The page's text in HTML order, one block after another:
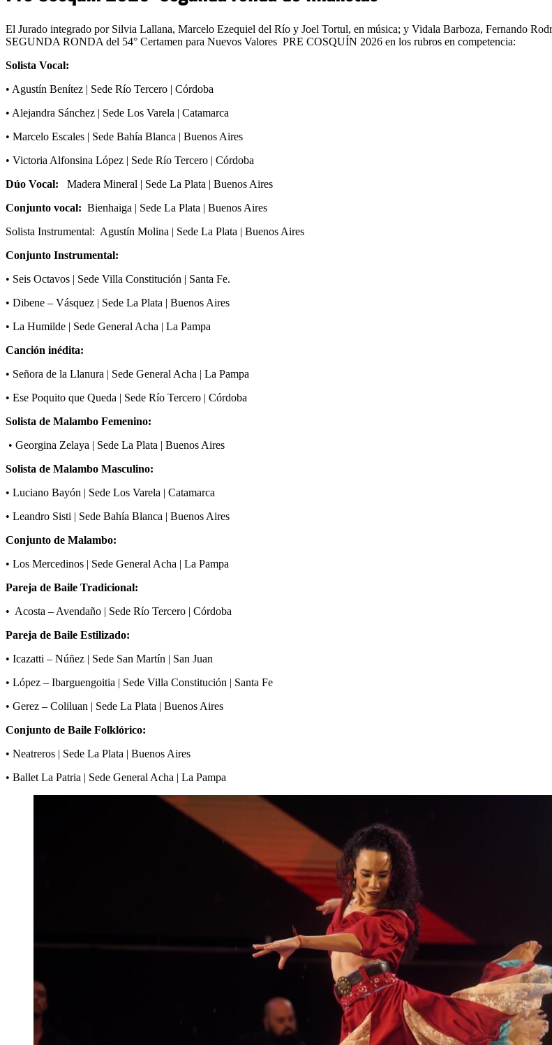
El Jurado integrado por Silvia Lallana, Marcelo Ezequiel del Río y Joel Tortul, en música; y Vidala Barboza, Fernando
SEGUNDA RONDA del 54° Certamen para Nuevos Valores PRE COSQUÍN 2026 en los rubros en competencia:
Solista Vocal:
• Agustín Benítez | Sede Río Tercero | Córdoba
• Alejandra Sánchez | Sede Los Varela | Catamarca
• Marcelo Escales | Sede Bahía Blanca | Buenos Aires
• Victoria Alfonsina López | Sede Río Tercero | Córdoba
Dúo Vocal:
Madera Mineral | Sede La Plata | Buenos Aires
Conjunto vocal: Bienhaiga | Sede La Plata | Buenos Aires
Solista Instrumental: Agustín Molina | Sede La Plata | Buenos Aires
Conjunto Instrumental:
• Seis Octavos | Sede Villa Constitución | Santa Fe.
• Dibene – Vásquez | Sede La Plata | Buenos Aires
• La Humilde | Sede General Acha | La Pampa
Canción inédita:
• Señora de la Llanura | Sede General Acha | La Pampa
• Ese Poquito que Queda | Sede Río Tercero | Córdoba
Solista de Malambo Femenino:
• Georgina Zelaya | Sede La Plata | Buenos Aires
Solista de Malambo Masculino:
• Luciano Bayón | Sede Los Varela | Catamarca
• Leandro Sisti | Sede Bahía Blanca | Buenos Aires
Conjunto de Malambo:
• Los Mercedinos | Sede General Acha | La Pampa
Pareja de Baile Tradicional:
• Acosta – Avendaño | Sede Río Tercero | Córdoba
Pareja de Baile Estilizado:
• Icazatti – Núñez | Sede San Martín | San Juan
• López – Ibarguengoitia | Sede Villa Constitución | Santa Fe
• Gerez – Coliluan | Sede La Plata | Buenos Aires
Conjunto de Baile Folklórico:
• Neatreros | Sede La Plata | Buenos Aires
• Ballet La Patria | Sede General Acha | La Pampa